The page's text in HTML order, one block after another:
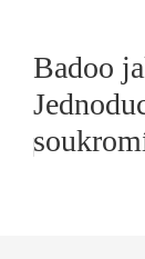
Badoo